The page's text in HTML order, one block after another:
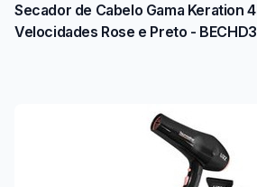
Secador de Cabelo Gama Keration
Velocidades Rose e Preto -